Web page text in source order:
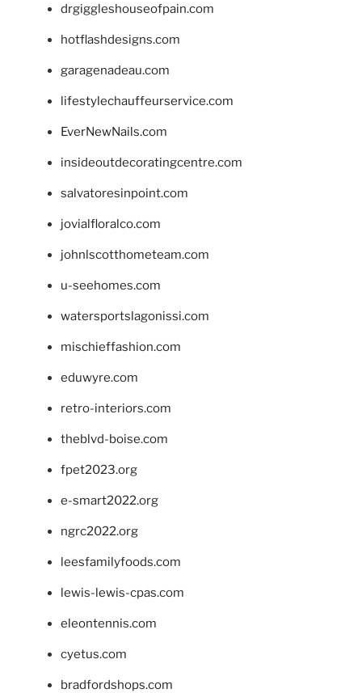
drgiggleshouseofpain.com
hotflashdesigns.com
garagenadeau.com
lifestylechauffeurservice.com
EverNewNails.com
insideoutdecoratingcentre.com
salvatoresinpoint.com
jovialfloralco.com
johnlscotthometeam.com
u-seehomes.com
watersportslagonissi.com
mischieffashion.com
eduwyre.com
retro-interiors.com
theblvd-boise.com
fpet2023.org
e-smart2022.org
ngrc2022.org
leesfamilyfoods.com
lewis-lewis-cpas.com
eleontennis.com
cyetus.com
bradfordshops.com